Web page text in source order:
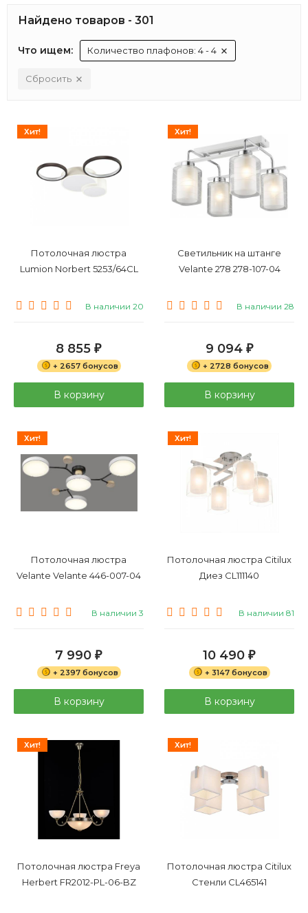
Найдено товаров - 301
Что ищем: Количество плафонов: 4 - 4
Сбросить
Хит!
Потолочная люстра
Lumion Norbert 5253/64CL
В наличии 20
8 855 ₽
+ 2657 бонусов
В корзину
Хит!
Светильник на штанге
Velante 278 278-107-04
В наличии 28
9 094 ₽
+ 2728 бонусов
В корзину
Хит!
Потолочная люстра
Velante Velante 446-007-04
В наличии 3
7 990 ₽
+ 2397 бонусов
В корзину
Хит!
Потолочная люстра Citilux
Диез CL111140
В наличии 81
10 490 ₽
+ 3147 бонусов
В корзину
Хит!
Потолочная люстра Freya
Herbert FR2012-PL-06-BZ
Хит!
Потолочная люстра Citilux
Стенли CL465141